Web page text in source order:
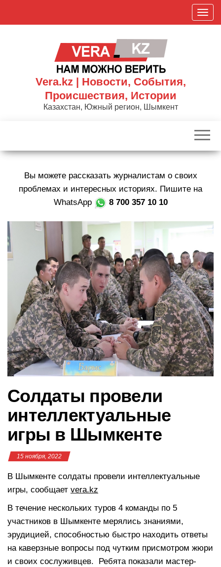
П
о
к
р
в
а
ц
и
ю
Vera.kz | Новости, События,
Происшествия, Истории
Казахстан, Южный регион, Шымкент
Вы можете рассказать журналистам о своих
проблемах и интересных историях. Пишите на
WhatsApp
8 700 357 10 10
Солдаты провели
интеллектуальные
игры в Шымкенте
15 ноября, 2022
В Шымкенте солдаты провели интеллектуальные
игры, сообщает vera.kz
В течение нескольких туров 4 команды по 5
участников в Шымкенте мерялись знаниями,
эрудицией, способностью быстро находить ответы
на каверзные вопросы под чутким присмотром жюри
и своих сослуживцев. Ребята показали мастер-